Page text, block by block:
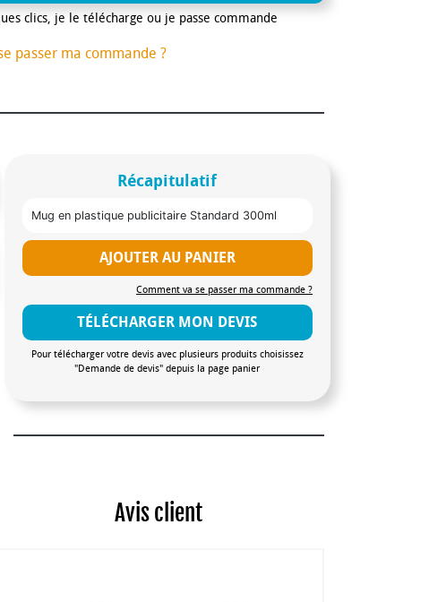
clics, je le télécharge ou je passe commande
passer ma commande ?
Récapitulatif
Mug en plastique publicitaire Standard 300ml
AJOUTER AU PANIER
Comment va se passer ma commande ?
TÉLÉCHARGER MON DEVIS
Pour télécharger votre devis avec plusieurs produits choisissez
"Demande de devis" depuis la page panier
Avis client